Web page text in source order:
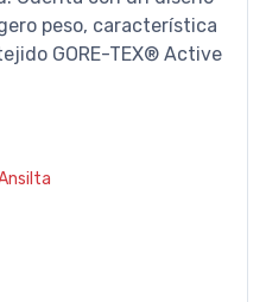
peso, característica
GORE-TEX® Active